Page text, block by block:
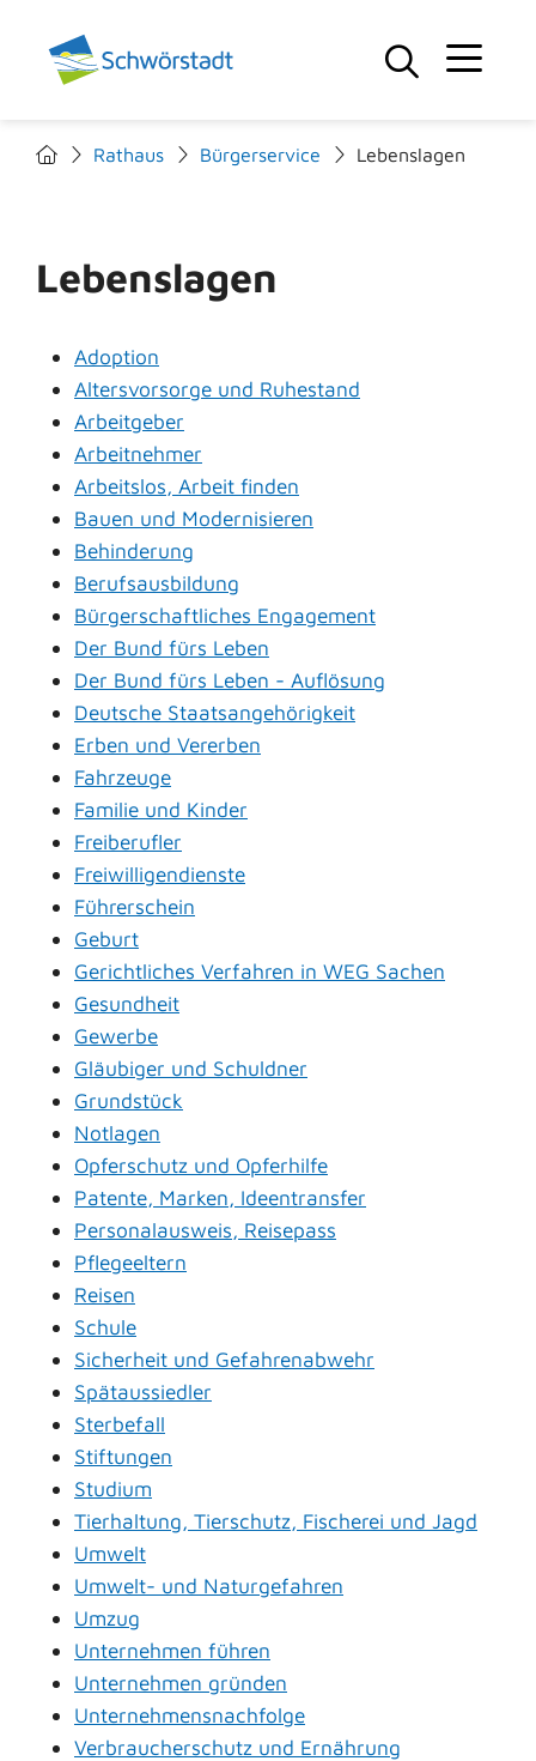
Rathaus Bürgerservice Lebenslagen
Lebenslagen
Adoption
Altersvorsorge und Ruhestand
Arbeitgeber
Arbeitnehmer
Arbeitslos, Arbeit finden
Bauen und Modernisieren
Behinderung
Berufsausbildung
Bürgerschaftliches Engagement
Der Bund fürs Leben
Der Bund fürs Leben - Auflösung
Deutsche Staatsangehörigkeit
Erben und Vererben
Fahrzeuge
Familie und Kinder
Freiberufler
Freiwilligendienste
Führerschein
Geburt
Gerichtliches Verfahren in WEG Sachen
Gesundheit
Gewerbe
Gläubiger und Schuldner
Grundstück
Notlagen
Opferschutz und Opferhilfe
Patente, Marken, Ideentransfer
Personalausweis, Reisepass
Pflegeeltern
Reisen
Schule
Sicherheit und Gefahrenabwehr
Spätaussiedler
Sterbefall
Stiftungen
Studium
Tierhaltung, Tierschutz, Fischerei und Jagd
Umwelt
Umwelt- und Naturgefahren
Umzug
Unternehmen führen
Unternehmen gründen
Unternehmensnachfolge
Verbraucherschutz und Ernährung